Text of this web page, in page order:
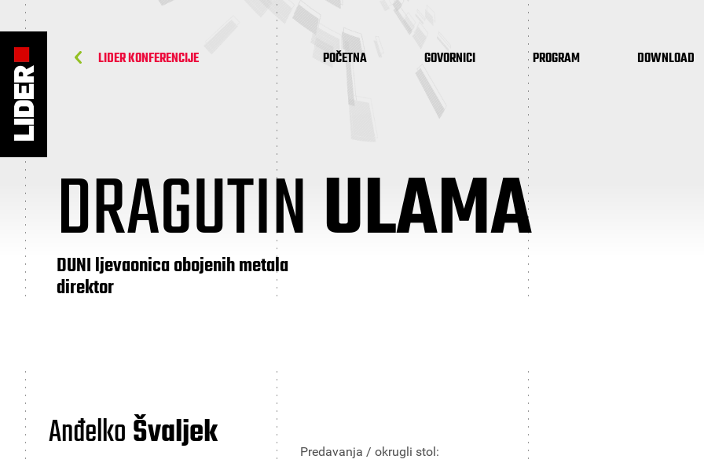
LIDER KONFERENCIJE POČETNA GOVORNICI PROGRAM DOWNLOAD
DRAGUTINULAMA
DUNI ljevaonica obojenih metala
direktor
AnđelkoŠvaljek Predavanja / okrugli stol: